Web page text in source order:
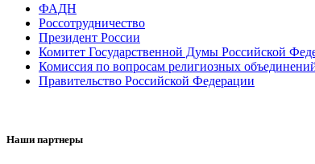
ФАДН
Россотрудничество
Президент России
Комитет Государственной Думы Российской
Комиссия по вопросам религиозных
Правительство Российской Федерации
Наши партнеры